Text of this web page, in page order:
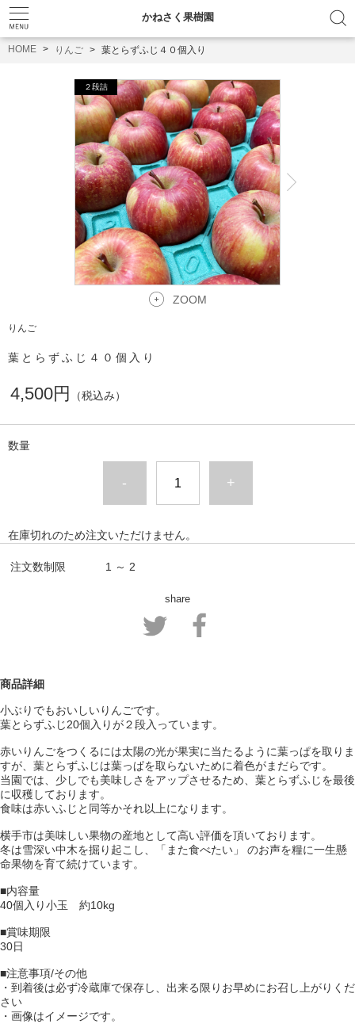
かねさく果樹園
HOME りんご 葉とらずふじ４０個入り
ZOOM
りんご
葉とらずふじ４０個入り
4,500円 （税込み）
数量
- +
在庫切れのため注文いただけません。
注文数制限 1 ～ 2
share
商品詳細
小ぶりでもおいしいりんごです。
葉とらずふじ20個入りが２段入っています。
赤いりんごをつくるには太陽の光が果実に当たるように葉っぱを取りま
すが、葉とらずふじは葉っぱを取らないために着色がまだらです。
当園では、少しでも美味しさをアップさせるため、葉とらずふじを最後
に収穫しております。
食味は赤いふじと同等かそれ以上になります。
横手市は美味しい果物の産地として高い評価を頂いております。
冬は雪深い中木を掘り起こし、「また食べたい」 のお声を糧に一生懸
命果物を育て続けています。
■内容量
40個入り小玉 約10kg
■賞味期限
30日
■注意事項/その他
・到着後は必ず冷蔵庫で保存し、出来る限りお早めにお召し上がりくだ
さい
・画像はイメージです。